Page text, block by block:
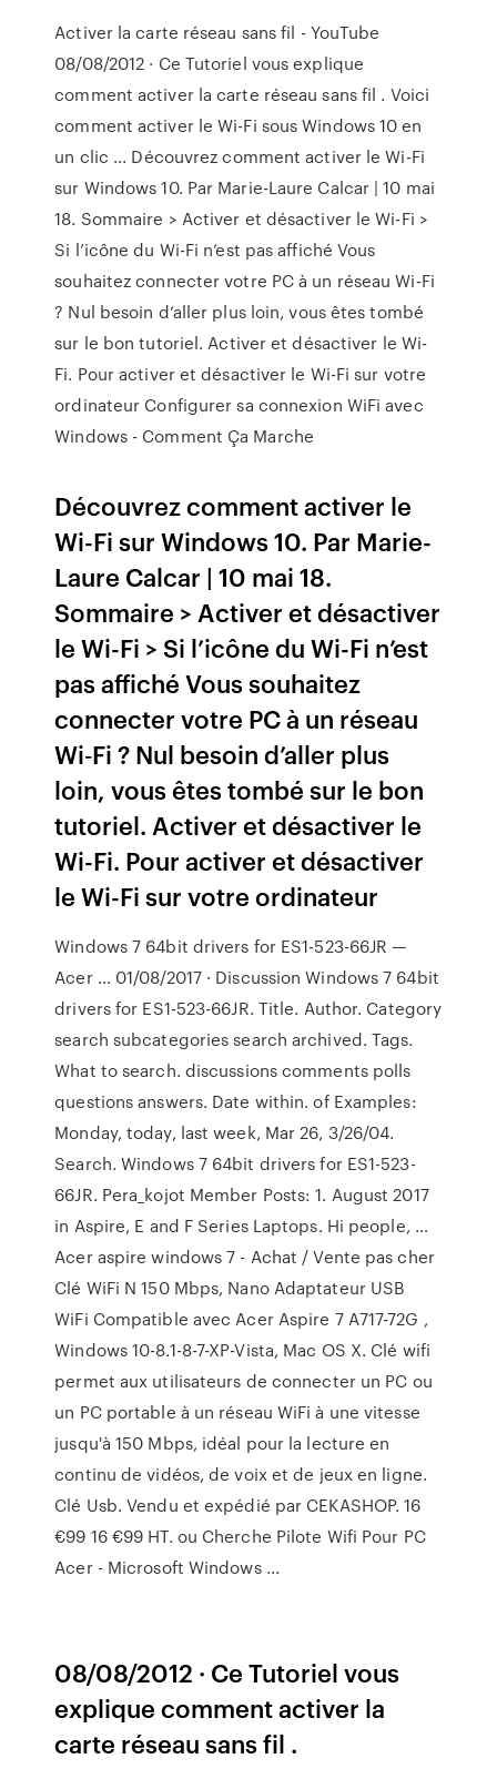
Activer la carte réseau sans fil - YouTube
08/08/2012 · Ce Tutoriel vous explique
comment activer la carte réseau sans fil . Voici
comment activer le Wi-Fi sous Windows 10 en
un clic ... Découvrez comment activer le Wi-Fi
sur Windows 10. Par Marie-Laure Calcar | 10 mai
18. Sommaire > Activer et désactiver le Wi-Fi >
Si l’icône du Wi-Fi n’est pas affiché Vous
souhaitez connecter votre PC à un réseau Wi‑Fi
? Nul besoin d’aller plus loin, vous êtes tombé
sur le bon tutoriel. Activer et désactiver le Wi-
Fi. Pour activer et désactiver le Wi-Fi sur votre
ordinateur Configurer sa connexion WiFi avec
Windows - Comment Ça Marche
Découvrez comment activer le
Wi-Fi sur Windows 10. Par Marie-
Laure Calcar | 10 mai 18.
Sommaire > Activer et désactiver
le Wi-Fi > Si l’icône du Wi-Fi n’est
pas affiché Vous souhaitez
connecter votre PC à un réseau
Wi‑Fi ? Nul besoin d’aller plus
loin, vous êtes tombé sur le bon
tutoriel. Activer et désactiver le
Wi-Fi. Pour activer et désactiver
le Wi-Fi sur votre ordinateur
Windows 7 64bit drivers for ES1-523-66JR —
Acer … 01/08/2017 · Discussion Windows 7 64bit
drivers for ES1-523-66JR. Title. Author. Category
search subcategories search archived. Tags.
What to search. discussions comments polls
questions answers. Date within. of Examples:
Monday, today, last week, Mar 26, 3/26/04.
Search. Windows 7 64bit drivers for ES1-523-
66JR. Pera_kojot Member Posts: 1. August 2017
in Aspire, E and F Series Laptops. Hi people, …
Acer aspire windows 7 - Achat / Vente pas cher
Clé WiFi N 150 Mbps, Nano Adaptateur USB
WiFi Compatible avec Acer Aspire 7 A717-72G ,
Windows 10-8.1-8-7-XP-Vista, Mac OS X. Clé wifi
permet aux utilisateurs de connecter un PC ou
un PC portable à un réseau WiFi à une vitesse
jusqu'à 150 Mbps, idéal pour la lecture en
continu de vidéos, de voix et de jeux en ligne.
Clé Usb. Vendu et expédié par CEKASHOP. 16
€99 16 €99 HT. ou Cherche Pilote Wifi Pour PC
Acer - Microsoft Windows ...
08/08/2012 · Ce Tutoriel vous
explique comment activer la
carte réseau sans fil .